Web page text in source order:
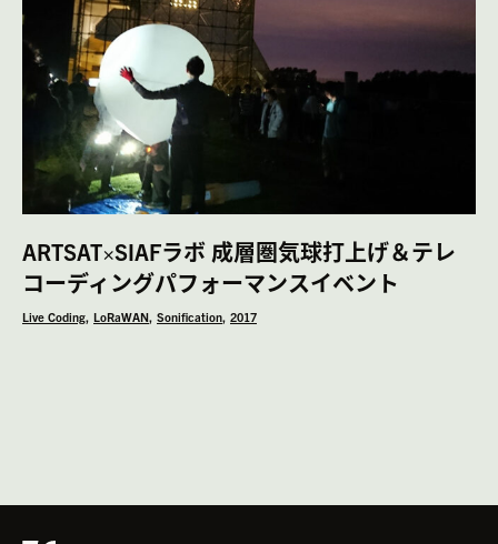
ARTSAT×SIAFラボ 成層圏気球打上げ＆テレ
コーディングパフォーマンスイベント
Live Coding LoRaWAN Sonification 2017